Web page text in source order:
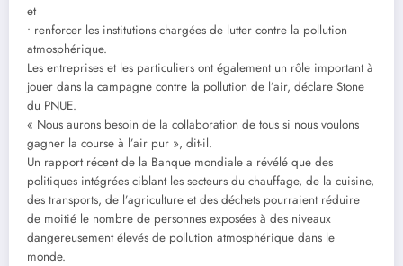
et
• renforcer les institutions chargées de lutter contre la pollution
atmosphérique.
Les entreprises et les particuliers ont également un rôle important à
jouer dans la campagne contre la pollution de l’air, déclare Stone
du PNUE.
« Nous aurons besoin de la collaboration de tous si nous voulons
gagner la course à l’air pur », dit-il.
Un rapport récent de la Banque mondiale a révélé que des
politiques intégrées ciblant les secteurs du chauffage, de la cuisine,
des transports, de l’agriculture et des déchets pourraient réduire
de moitié le nombre de personnes exposées à des niveaux
dangereusement élevés de pollution atmosphérique dans le
monde.